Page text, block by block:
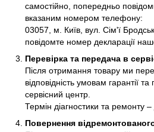
самостійно, попередньо
вказаним номером телефону:
03057, м. Київ, вул. Сім'ї
повідомте номер декларації
Перевірка та передача в
Після отримання товару ми
відповідність умовам гарантії
сервісний центр.
Термін діагностики та ремонту
Повернення